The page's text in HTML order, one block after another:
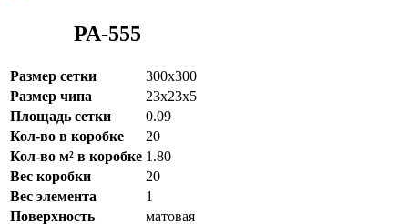
PA-555
Размер сетки
300x300
Размер чипа
23x23x5
Площадь сетки
0.09
Кол-во в коробке
20
Кол-во м² в коробке 1.80
Вес коробки
20
Вес элемента
1
Поверхность
матовая